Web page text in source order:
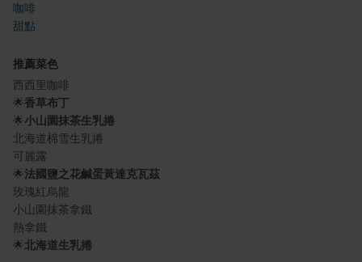
咖啡
甜點
推薦菜色
西西里咖啡
🌟香草布丁
🌟小山園抹茶生乳捲
北海道棉雪生乳捲
可麗露
🌟法國鹽之花鹹蛋黃達克瓦茲
玫瑰紅烏龍
小山園抹茶拿鐵
熱拿鐵
🌟北海道生乳捲